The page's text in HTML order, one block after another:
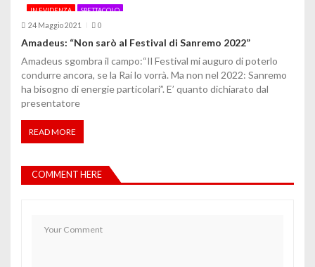
IN EVIDENZA SPETTACOLO
24 Maggio 2021 0
Amadeus: “Non sarò al Festival di Sanremo 2022”
Amadeus sgombra il campo:“Il Festival mi auguro di poterlo
condurre ancora, se la Rai lo vorrà. Ma non nel 2022: Sanremo
ha bisogno di energie particolari”. E’ quanto dichiarato dal
presentatore
READ MORE
COMMENT HERE